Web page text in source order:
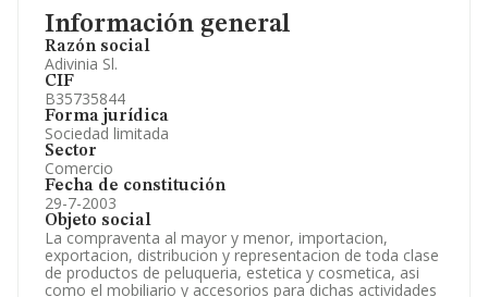
Información general
Razón social
Adivinia Sl.
CIF
B35735844
Forma jurídica
Sociedad limitada
Sector
Comercio
Fecha de constitución
29-7-2003
Objeto social
La compraventa al mayor y menor, importacion,
exportacion, distribucion y representacion de toda clase
de productos de peluqueria, estetica y cosmetica, asi
como el mobiliario y accesorios para dichas actividades